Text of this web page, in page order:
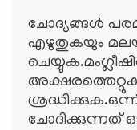
ചോദ്യങ്ങള്‍
എഴുതുകയും
ചോദിക്കുന്നത്